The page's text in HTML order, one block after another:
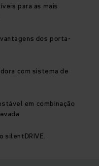
para as mais
dos porta-
com sistema de
em combinação
silentDRIVE.